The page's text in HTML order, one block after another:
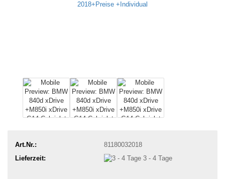
Art.Nr.:
81180032018
Lieferzeit:
3 - 4 Tage